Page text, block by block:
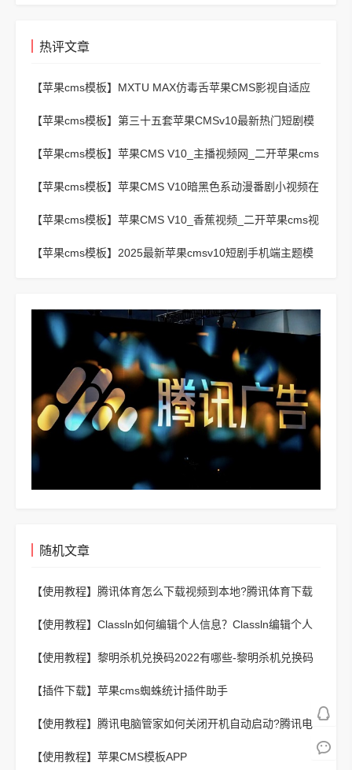
热评文章
【苹果cms模板】 MXTU MAX仿毒舌苹果CMS影视自适应
【苹果cms模板】 第三十五套苹果CMSv10最新热门短剧模
【苹果cms模板】 苹果CMS V10_主播视频网_二开苹果cms
【苹果cms模板】 苹果CMS V10暗黑色系动漫番剧小视频在
【苹果cms模板】 苹果CMS V10_香蕉视频_二开苹果cms视
【苹果cms模板】 2025最新苹果cmsv10短剧手机端主题模
随机文章
【使用教程】 腾讯体育怎么下载视频到本地?腾讯体育下载
【使用教程】 Classln如何编辑个人信息？Classln编辑个人
【使用教程】 黎明杀机兑换码2022有哪些-黎明杀机兑换码
【插件下载】 苹果cms蜘蛛统计插件助手
【使用教程】 腾讯电脑管家如何关闭开机自动启动?腾讯电
【使用教程】 苹果CMS模板APP